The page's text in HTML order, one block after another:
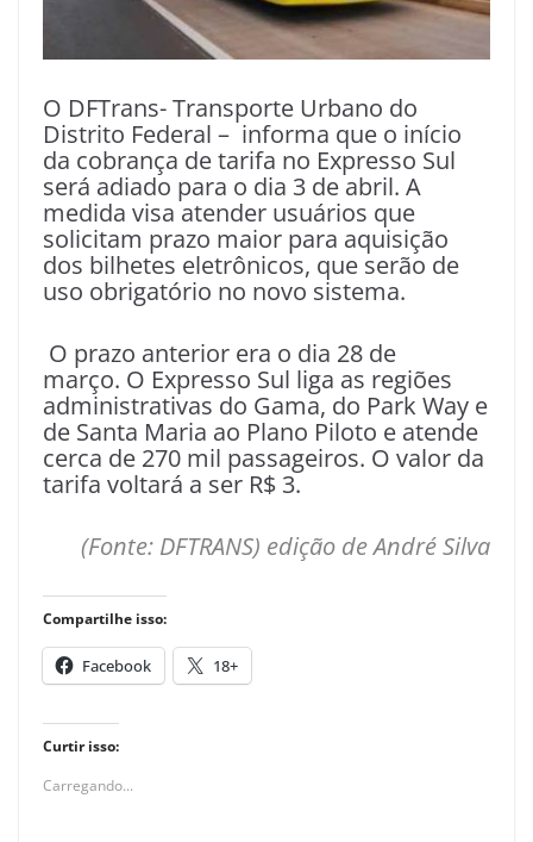
O DFTrans- Transporte Urbano do
Distrito Federal – informa que o início
da cobrança de tarifa no Expresso Sul
será adiado para o dia 3 de abril. A
medida visa atender usuários que
solicitam prazo maior para aquisição
dos bilhetes eletrônicos, que serão de
uso obrigatório no novo sistema.
O prazo anterior era o dia 28 de
março. O Expresso Sul liga as regiões
administrativas do Gama, do Park Way e
de Santa Maria ao Plano Piloto e atende
cerca de 270 mil passageiros. O valor da
tarifa voltará a ser R$ 3.
(Fonte: DFTRANS) edição de André Silva
Compartilhe isso:
Facebook 18+
Curtir isso:
Carregando...